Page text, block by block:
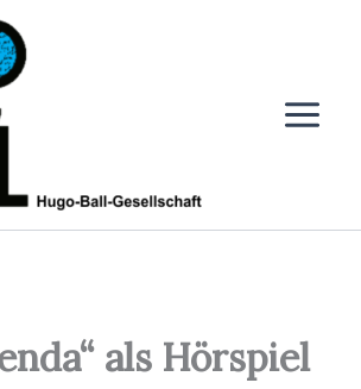
als Hörspiel